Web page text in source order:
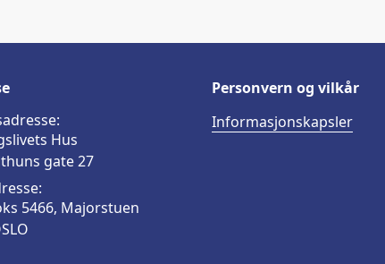
Hus
gate 27
5466, Majorstuen
Personvern og vilkår
Informasjonskapsler